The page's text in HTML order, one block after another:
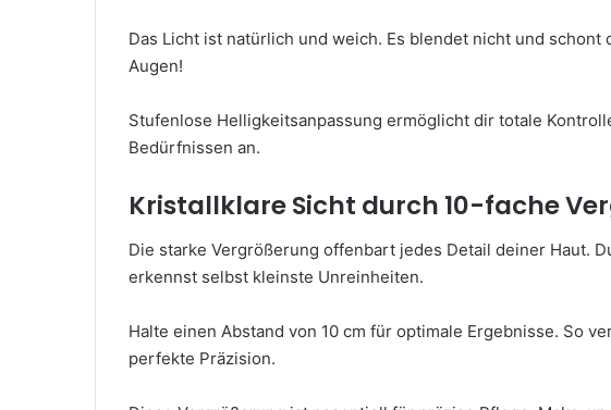
Das Licht ist natürlich und weich. Es blendet nicht und
Augen!
Stufenlose Helligkeitsanpassung ermöglicht dir totale
Bedürfnissen an.
Kristallklare Sicht durch 10-fache
Die starke Vergrößerung offenbart jedes Detail deiner Haut.
erkennst selbst kleinste Unreinheiten.
Halte einen Abstand von 10 cm für optimale Ergebnisse. So
perfekte Präzision.